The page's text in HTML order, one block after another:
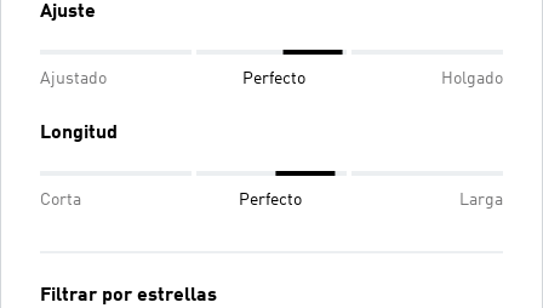
Ajuste
Ajustado Perfecto Holgado
Longitud
Corta Perfecto Larga
Filtrar por estrellas